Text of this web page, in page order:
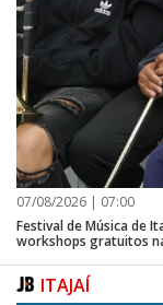
07/08/2026 | 07:00
Festival de Música de
workshops gratuitos
ITAJAÍ